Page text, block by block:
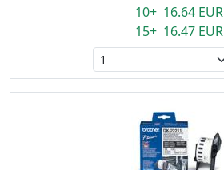
10+ 16.64 EUR
15+ 16.47 EUR